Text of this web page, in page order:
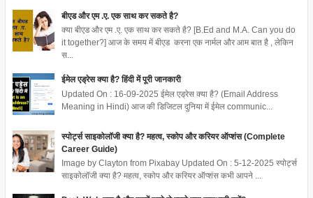
बीएड और एम .ए. एक साथ कर सकते है?
क्या बीएड और एम .ए. एक साथ कर सकते है? [B.Ed and M.A. Can you do
it together?] आज के समय में बीएड करना एक नार्मल और आम बात है , लेकिन
स...
ईमेल एड्रेस क्या है? हिंदी में पूरी जानकारी
Updated On : 16-09-2025 ईमेल एड्रेस क्या है? (Email Address
Meaning in Hindi) आज की डिजिटल दुनिया में ईमेल communic...
स्पोर्ट्स साइकोलॉजी क्या है? महत्व, स्कोप और करियर ऑप्शंस (Complete
Career Guide)
Image by Clayton from Pixabay Updated On : 5-12-2025 स्पोर्ट्स
साइकोलॉजी क्या है? महत्व, स्कोप और करियर ऑप्शंस कभी आपने ...